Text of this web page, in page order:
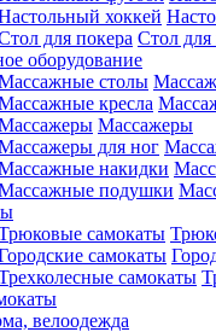
Стол для
оборудование
Массажеры
велоодежда